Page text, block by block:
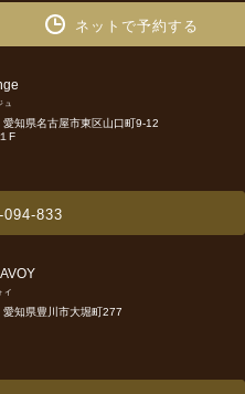
ネットで予約する
ュ
知県名古屋市東区山口町9-12
F
094-833
イ
知県豊川市大堀町277